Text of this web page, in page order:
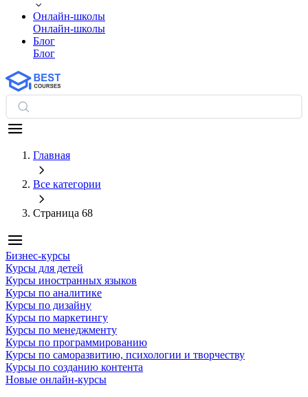
Онлайн-школы
Онлайн-школы
Блог
Блог
Главная
Все категории
Страница 68
Бизнес-курсы
Курсы для детей
Курсы иностранных языков
Курсы по аналитике
Курсы по дизайну
Курсы по маркетингу
Курсы по менеджменту
Курсы по программированию
Курсы по саморазвитию, психологии и творчеству
Курсы по созданию контента
Новые онлайн‑курсы